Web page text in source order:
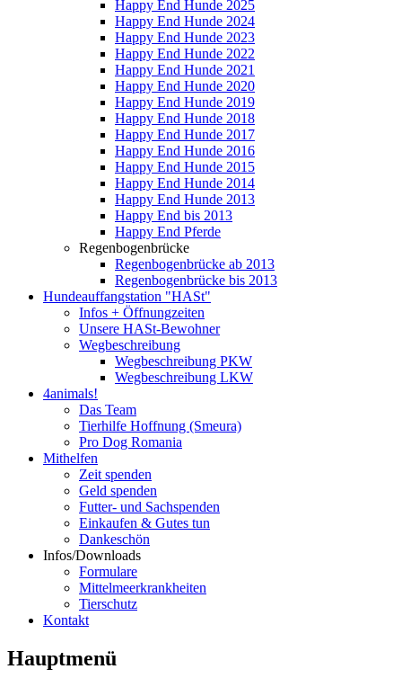
Happy End Hunde 2025
Happy End Hunde 2024
Happy End Hunde 2023
Happy End Hunde 2022
Happy End Hunde 2021
Happy End Hunde 2020
Happy End Hunde 2019
Happy End Hunde 2018
Happy End Hunde 2017
Happy End Hunde 2016
Happy End Hunde 2015
Happy End Hunde 2014
Happy End Hunde 2013
Happy End bis 2013
Happy End Pferde
Regenbogenbrücke
Regenbogenbrücke ab 2013
Regenbogenbrücke bis 2013
Hundeauffangstation "HASt"
Infos + Öffnungzeiten
Unsere HASt-Bewohner
Wegbeschreibung
Wegbeschreibung PKW
Wegbeschreibung LKW
4animals!
Das Team
Tierhilfe Hoffnung (Smeura)
Pro Dog Romania
Mithelfen
Zeit spenden
Geld spenden
Futter- und Sachspenden
Einkaufen & Gutes tun
Dankeschön
Infos/Downloads
Formulare
Mittelmeerkrankheiten
Tierschutz
Kontakt
Hauptmenü